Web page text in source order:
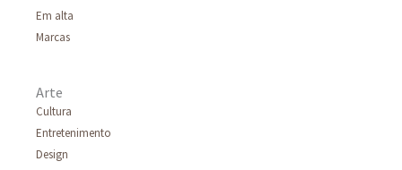
Em alta
Marcas
Arte
Cultura
Entretenimento
Design